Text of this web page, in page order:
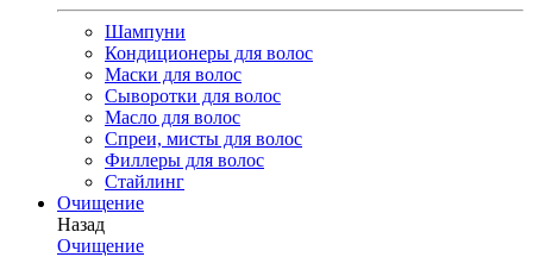
Шампуни
Кондиционеры для волос
Маски для волос
Сыворотки для волос
Масло для волос
Спреи, мисты для волос
Филлеры для волос
Стайлинг
Очищение
Назад
Очищение